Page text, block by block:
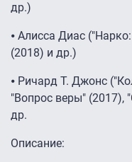
др.)
⦁ Алисса Диас
(2018) и др.)
⦁ Ричард Т. Джонс
"Вопрос веры" (2017),
др.
Описание: